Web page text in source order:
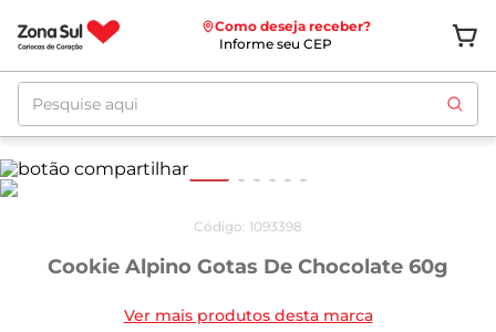
Como deseja receber?
Informe seu CEP
Pesquise aqui
Código: 1093398
Cookie Alpino Gotas De Chocolate 60g
Ver mais produtos desta marca